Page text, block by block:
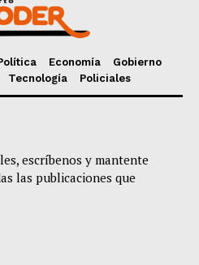
Economía
Gobierno
Tecnología Policiales
escríbenos y mantente
las publicaciones que